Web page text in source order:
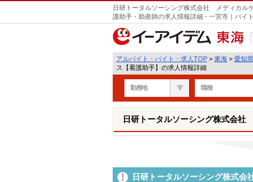
日研トータルソーシング株式会社 メディカル
護助手・助産師の求人情報詳細 - 一宮市｜バイ
東海
アルバイト・バイト・求人TOP > 東海 > 愛知県
ス【看護助手】の求人情報詳細
勤務地 職種
日研トータルソーシング株式会社
日研トータルソーシング株式